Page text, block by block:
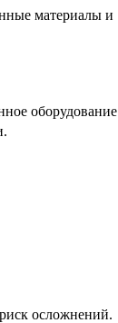
материалы и
оборудование
осложнений.